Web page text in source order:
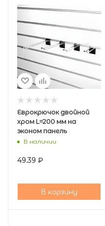
Еврокрючок двойной
хром L=200 мм на
эконом панель
В наличии
49.39 ₽
В корзину